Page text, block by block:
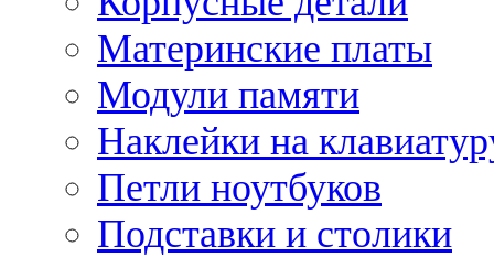
Материнские платы
Модули памяти
Наклейки на
Петли ноутбуков
Подставки и столики